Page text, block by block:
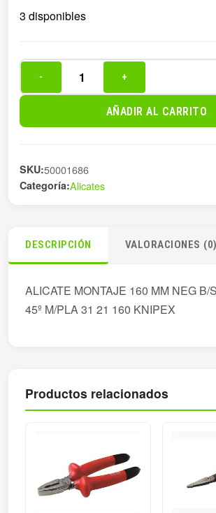
3 disponibles
MONTAJE
cantidad
- +
AÑADIR AL CARRITO
SKU:50001686
Categoría:Alicates
DESCRIPCIÓN VALORACIONES (0)
ALICATE MONTAJE 160 MM NEG B/
45º M/PLA 31 21 160 KNIPEX
Productos relacionados